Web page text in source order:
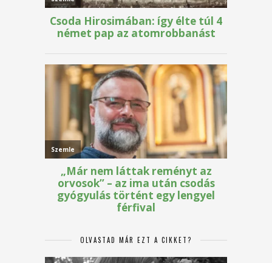
OLVASTAD MÁR EZT A CIKKET?